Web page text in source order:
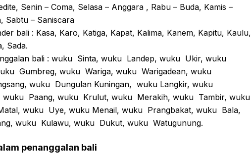
Senin – Coma, Selasa – Anggara , Rabu – Buda, Kamis –
Sabtu – Saniscara
bali : Kasa, Karo, Katiga, Kapat, Kalima, Kanem, Kapitu, Kaulu,
Sada.
bali : wuku Sinta, wuku Landep, wuku Ukir, wuku
Gumbreg, wuku Wariga, wuku Warigadean, wuku
wuku Dungulan Kuningan, wuku Langkir, wuku
wuku Paang, wuku Krulut, wuku Merakih, wuku Tambir, wuku
wuku Uye, wuku Menail, wuku Prangbakat, wuku Bala,
wuku Kulawu, wuku Dukut, wuku Watugunung.
penanggalan bali